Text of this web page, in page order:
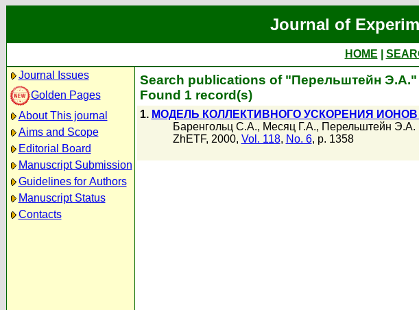
Journal of
HOME
Journal Issues
Golden Pages
About This journal
Aims and Scope
Editorial Board
Manuscript Submission
Guidelines for Authors
Manuscript Status
Contacts
Search publications of "Перельштейн Э.А."
Found 1 record(s)
1. МОДЕЛЬ КОЛЛЕКТИВНОГО УСКОРЕНИЯ
Баренгольц С.А., Месяц Г.А., Перельштейн Э.А.
ZhETF, 2000, Vol. 118, No. 6, p. 1358